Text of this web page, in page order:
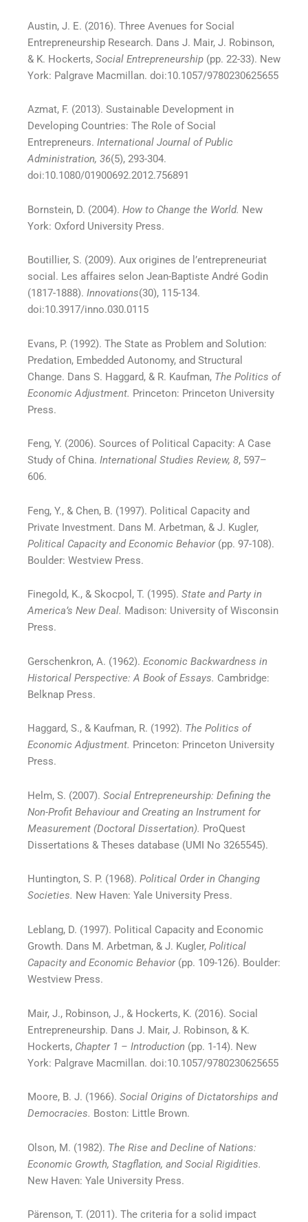
Austin, J. E. (2016). Three Avenues for Social
Entrepreneurship Research. Dans J. Mair, J. Robinson,
& K. Hockerts, Social Entrepreneurship (pp. 22-33). New
York: Palgrave Macmillan. doi:10.1057/9780230625655
Azmat, F. (2013). Sustainable Development in
Developing Countries: The Role of Social
Entrepreneurs. International Journal of Public
Administration, 36(5), 293-304.
doi:10.1080/01900692.2012.756891
Bornstein, D. (2004). How to Change the World. New
York: Oxford University Press.
Boutillier, S. (2009). Aux origines de l’entrepreneuriat
social. Les affaires selon Jean-Baptiste André Godin
(1817-1888). Innovations(30), 115-134.
doi:10.3917/inno.030.0115
Evans, P. (1992). The State as Problem and Solution:
Predation, Embedded Autonomy, and Structural
Change. Dans S. Haggard, & R. Kaufman, The Politics of
Economic Adjustment. Princeton: Princeton University
Press.
Feng, Y. (2006). Sources of Political Capacity: A Case
Study of China. International Studies Review, 8, 597–
606.
Feng, Y., & Chen, B. (1997). Political Capacity and
Private Investment. Dans M. Arbetman, & J. Kugler,
Political Capacity and Economic Behavior(pp. 97-108).
Boulder: Westview Press.
Finegold, K., & Skocpol, T. (1995). State and Party in
America’s New Deal. Madison: University of Wisconsin
Press.
Gerschenkron, A. (1962). Economic Backwardness in
Historical Perspective: A Book of Essays. Cambridge:
Belknap Press.
Haggard, S., & Kaufman, R. (1992). The Politics of
Economic Adjustment. Princeton: Princeton University
Press.
Helm, S. (2007). Social Entrepreneurship: Defining the
Non-Profit Behaviour and Creating an Instrument for
Measurement (Doctoral Dissertation). ProQuest
Dissertations & Theses database (UMI No 3265545).
Huntington, S. P. (1968). Political Order in Changing
Societies. New Haven: Yale University Press.
Leblang, D. (1997). Political Capacity and Economic
Growth. Dans M. Arbetman, & J. Kugler, Political
Capacity and Economic Behavior(pp. 109-126). Boulder:
Westview Press.
Mair, J., Robinson, J., & Hockerts, K. (2016). Social
Entrepreneurship. Dans J. Mair, J. Robinson, & K.
Hockerts, Chapter 1 – Introduction (pp. 1-14). New
York: Palgrave Macmillan. doi:10.1057/9780230625655
Moore, B. J. (1966). Social Origins of Dictatorships and
Democracies. Boston: Little Brown.
Olson, M. (1982). The Rise and Decline of Nations:
Economic Growth, Stagflation, and Social Rigidities.
New Haven: Yale University Press.
Pärenson, T. (2011). The criteria for a solid impact